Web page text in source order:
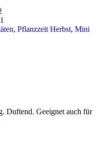
, Pflanzzeit Herbst, Mini
Duftend. Geeignet auch für